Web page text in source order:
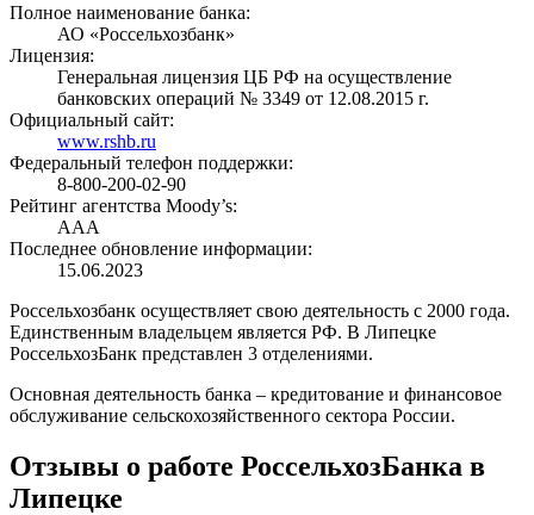
Полное наименование банка:
АО «Россельхозбанк»
Лицензия:
Генеральная лицензия ЦБ РФ на осуществление
банковских операций № 3349 от 12.08.2015 г.
Официальный сайт:
www.rshb.ru
Федеральный телефон поддержки:
8-800-200-02-90
Рейтинг агентства Moody’s:
AAA
Последнее обновление информации:
15.06.2023
Россельхозбанк осуществляет свою деятельность с 2000 года.
Единственным владельцем является РФ. В Липецке
РоссельхозБанк представлен 3 отделениями.
Основная деятельность банка – кредитование и финансовое
обслуживание сельскохозяйственного сектора России.
Отзывы о работе РоссельхозБанка в
Липецке